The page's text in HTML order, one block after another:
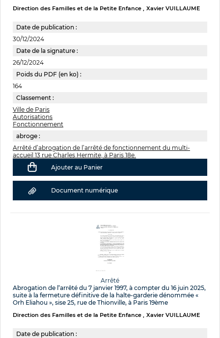
Direction des Familles et de la Petite Enfance Xavier VUILLAUME
Date de publication :
30/12/2024
Date de la signature :
26/12/2024
Poids du PDF (en ko) :
164
Classement :
Ville de Paris
Autorisations
Fonctionnement
abroge :
Arrêté d’abrogation de l’arrêté de fonctionnement du multi-
accueil 13 rue Charles Hermite, à Paris 18e.
Ajouter au Panier
Document numérique
Arrêté
Abrogation de l’arrêté du 7 janvier 1997, à compter du 16 juin 2025,
suite à la fermeture définitive de la halte-garderie dénommée «
Orh Eliahou », sise 25, rue de Thionville, à Paris 19ème
Direction des Familles et de la Petite Enfance Xavier VUILLAUME
Date de publication :